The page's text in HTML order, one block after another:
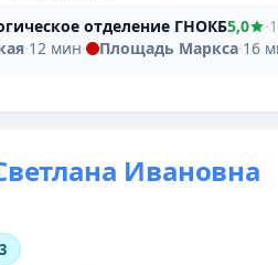
отделение ГНОКБ5,0 ·
·12 мин· Площадь Маркса·16
Ивановна